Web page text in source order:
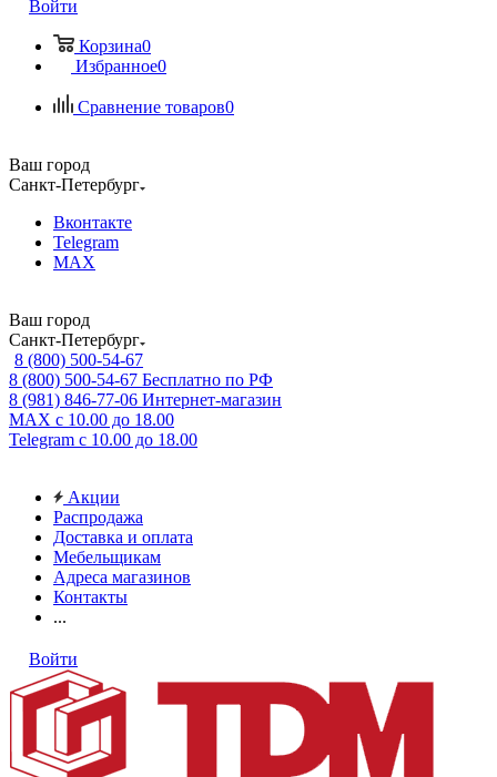
Войти
Корзина0
Избранное0
Сравнение товаров0
Ваш город
Санкт-Петербург
Вконтакте
Telegram
MAX
Ваш город
Санкт-Петербург
8 (800) 500-54-67
8 (800) 500-54-67 Бесплатно по РФ
8 (981) 846-77-06 Интернет-магазин
MAX с 10.00 до 18.00
Telegram с 10.00 до 18.00
Акции
Распродажа
Доставка и оплата
Мебельщикам
Адреса магазинов
Контакты
...
Войти